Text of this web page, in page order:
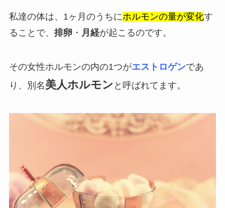
私達の体は、1ヶ月のうちにホルモンの量が変化す
ることで、 排卵・ 月経が起こるのです。
その女性ホルモンの内の1つがエストロゲンであ
り、別名 美人ホルモン と呼ばれてます。